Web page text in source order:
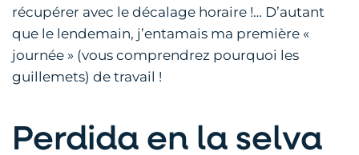
récupérer avec le décalage horaire !… D’autant
que le lendemain, j’entamais ma première «
journée » (vous comprendrez pourquoi les
guillemets) de travail !
Perdida en la selva